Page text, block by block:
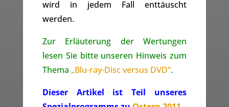
wird in jedem Fall enttäuscht
werden.
Zur Erläuterung der Wertungen
lesen Sie bitte unseren Hinweis zum
Thema „Blu-ray-Disc versus DVD“.
Dieser Artikel ist Teil unseres